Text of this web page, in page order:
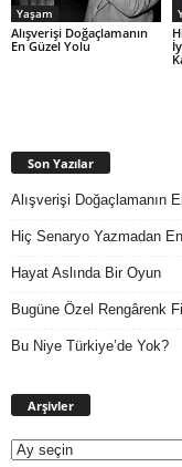
Yaşam
Alışverişi Doğaçlamanın
En Güzel Yolu
Son Yazılar
Alışverişi Doğaçlamanın
Hiç Senaryo Yazmadan
Hayat Aslında Bir Oyun
Bugüne Özel Rengârenk
Bu Niye Türkiye’de Yok?
Arşivler